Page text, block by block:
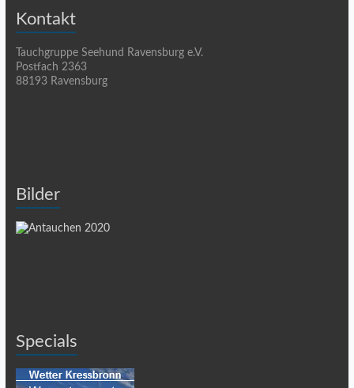
Kontakt
Tauchgruppe Seehund Ravensburg e.V.
Postfach 2363
88193 Ravensburg
Bilder
Specials